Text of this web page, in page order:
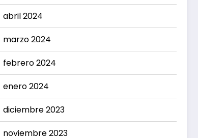
abril 2024
marzo 2024
febrero 2024
enero 2024
diciembre 2023
noviembre 2023